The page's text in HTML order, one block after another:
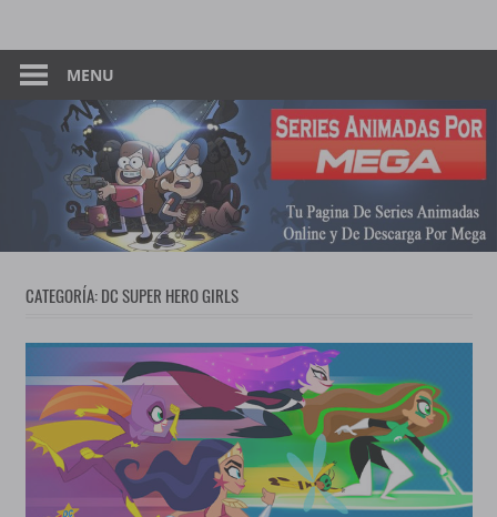
content
Series
Animadas
–
Por
Mega
Pagina
De
Descarga
Mega
MENU
CATEGORÍA:DC SUPER HERO GIRLS